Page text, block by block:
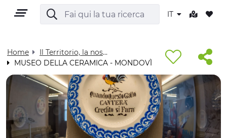
IT
IT
Home
Il Territorio, la nostra casa - Visit Cuneese
MUSEO DELLA CERAMICA - MONDOVÌ